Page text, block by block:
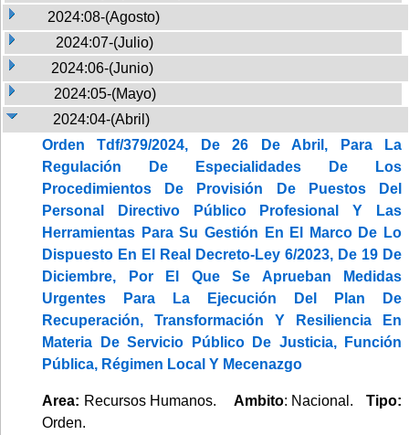
2024:08-(Agosto)
2024:07-(Julio)
2024:06-(Junio)
2024:05-(Mayo)
2024:04-(Abril)
Orden Tdf/379/2024, De 26 De Abril, Para La
Regulación De Especialidades De Los
Procedimientos De Provisión De Puestos Del
Personal Directivo Público Profesional Y Las
Herramientas Para Su Gestión En El Marco De Lo
Dispuesto En El Real Decreto-Ley 6/2023, De 19 De
Diciembre, Por El Que Se Aprueban Medidas
Urgentes Para La Ejecución Del Plan De
Recuperación, Transformación Y Resiliencia En
Materia De Servicio Público De Justicia, Función
Pública, Régimen Local Y Mecenazgo
Area: Recursos Humanos. Ambito: Nacional.Tipo:
Orden.